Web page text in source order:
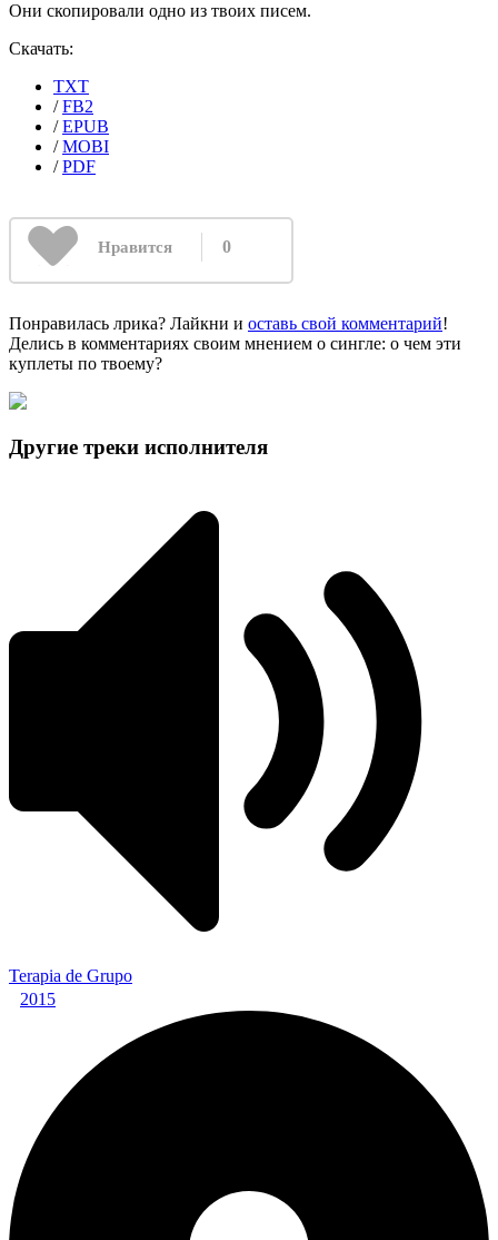
Они скопировали одно из твоих писем.
Скачать:
TXT
/FB2
/EPUB
/MOBI
/PDF
Нравится 0
Понравилась лрика? Лайкни и оставь свой комментарий!
Делись в комментариях своим мнением о сингле: о чем эти
куплеты по твоему?
Другие треки исполнителя
Terapia de Grupo
2015